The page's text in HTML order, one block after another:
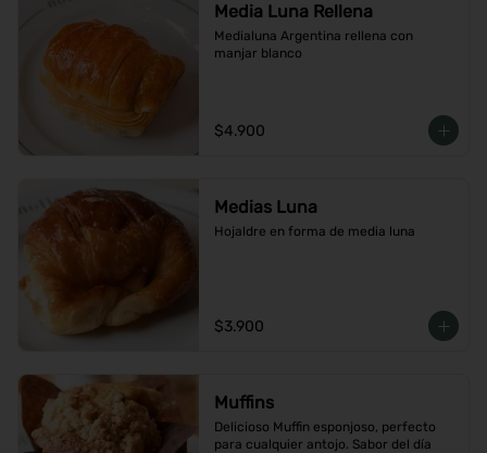
Media Luna Rellena
Medialuna Argentina rellena con
manjar blanco
$4.900
Medias Luna
Hojaldre en forma de media luna
$3.900
Muffins
Delicioso Muffin esponjoso, perfecto
para cualquier antojo. Sabor del día